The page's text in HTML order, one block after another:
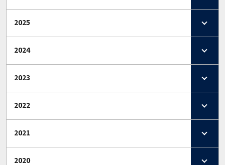
2025
2024
2023
2022
2021
2020